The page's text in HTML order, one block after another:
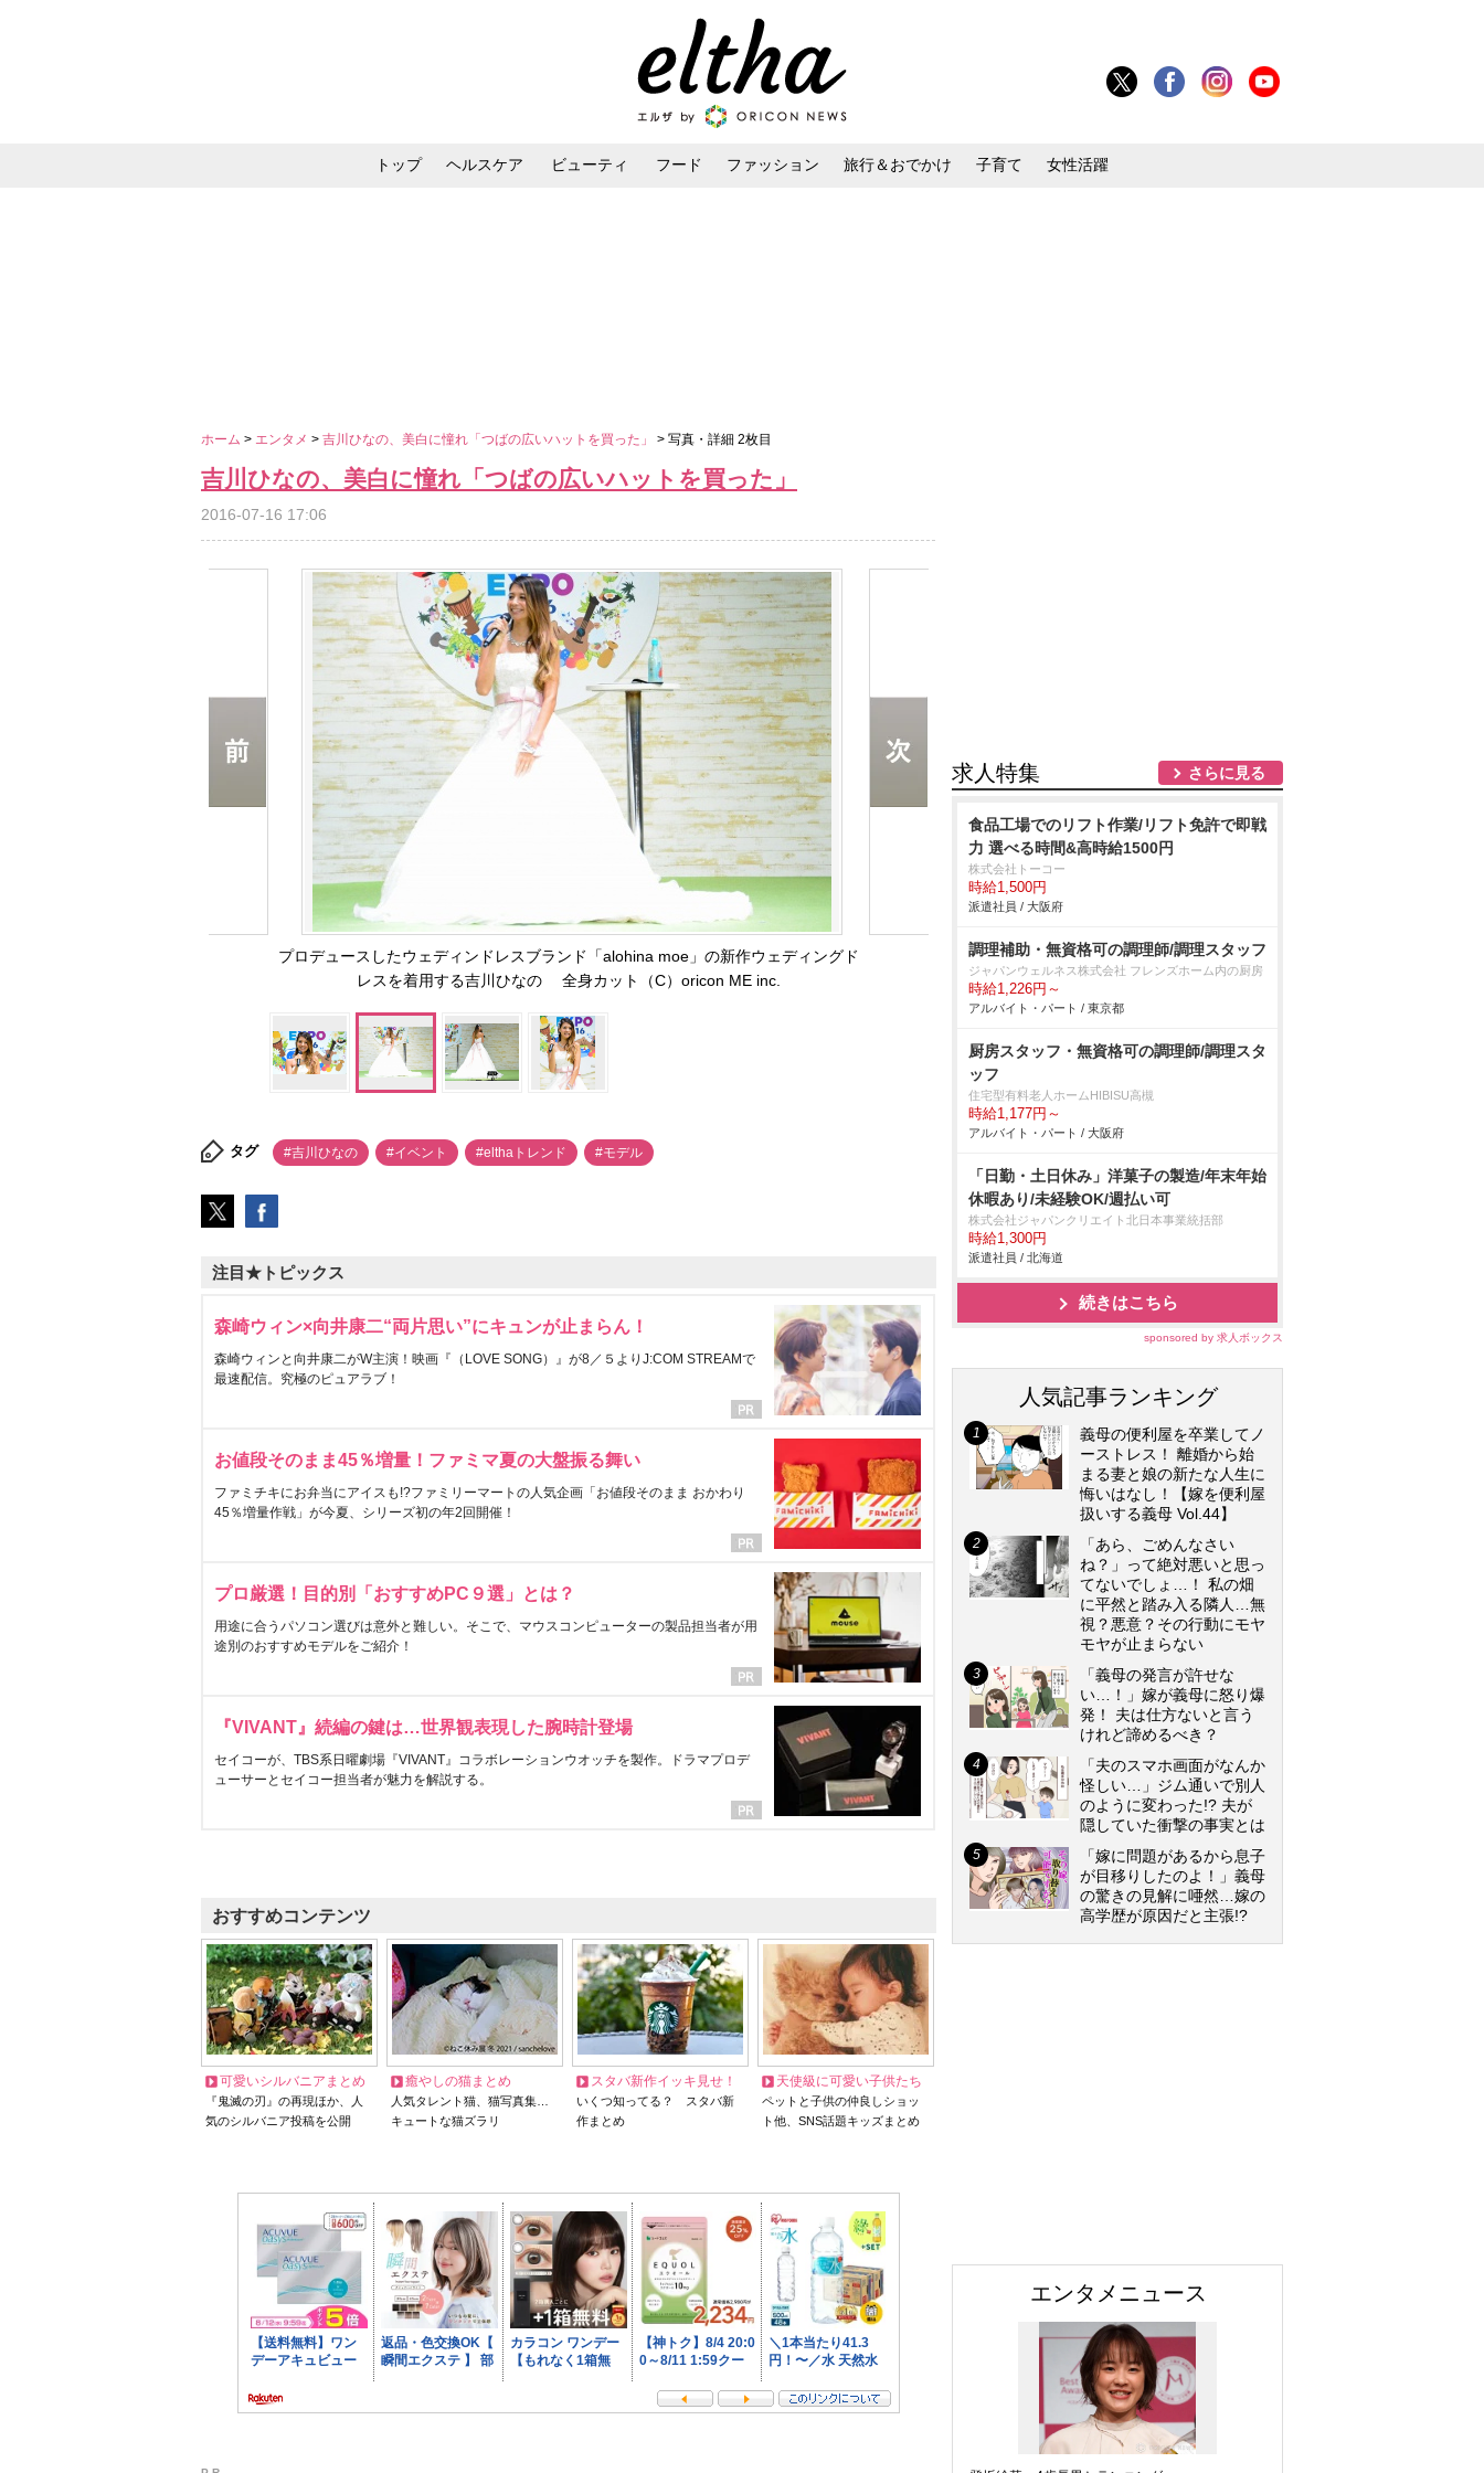
トップ ヘルスケア ビューティ フード ファッション 旅行＆おでかけ 子育て 女性活躍
ホーム > エンタメ > 吉川ひなの、美白に憧れ「つばの広いハットを買った」 > 写真・詳細 2枚目
吉川ひなの、美白に憧れ「つばの広いハットを買った」
2016-07-16 17:06
プロデュースしたウェディンドレスブランド「alohina moe」の新作ウェディングド
レスを着用する吉川ひなの 全身カット（C）oricon ME inc.
タグ #吉川ひなの #イベント #elthaトレンド #モデル
注目★トピックス
森崎ウィン×向井康二“両片思い”にキュンが止まらん！
森崎ウィンと向井康二がW主演！映画『（LOVE SONG）』が8／５よりJ:COM STREAMで
最速配信。究極のピュアラブ！
お値段そのまま45％増量！ファミマ夏の大盤振る舞い
ファミチキにお弁当にアイスも!?ファミリーマートの人気企画「お値段そのまま おかわり
45％増量作戦」が今夏、シリーズ初の年2回開催！
プロ厳選！目的別「おすすめPC９選」とは？
用途に合うパソコン選びは意外と難しい。そこで、マウスコンピューターの製品担当者が用
途別のおすすめモデルをご紹介！
『VIVANT』続編の鍵は…世界観表現した腕時計登場
セイコーが、TBS系日曜劇場『VIVANT』コラボレーションウオッチを製作。ドラマプロデ
ューサーとセイコー担当者が魅力を解説する。
おすすめコンテンツ
可愛いシルバニアまとめ
『鬼滅の刃』の再現ほか、人
気のシルバニア投稿を公開
癒やしの猫まとめ
人気タレント猫、猫写真集…
キュートな猫ズラリ
スタバ新作イッキ見せ！
いくつ知ってる？ スタバ新
作まとめ
天使級に可愛い子供たち
ペットと子供の仲良しショッ
ト他、SNS話題キッズまとめ
求人特集 さらに見る
食品工場でのリフト作業/リフト免許で即戦
力 選べる時間&高時給1500円
株式会社トーコー
時給1,500円
派遣社員 / 大阪府
調理補助・無資格可の調理師/調理スタッフ
ジャパンウェルネス株式会社 フレンズホーム内の厨房
時給1,226円～
アルバイト・パート / 東京都
厨房スタッフ・無資格可の調理師/調理スタ
ッフ
住宅型有料老人ホームHIBISU高槻
時給1,177円～
アルバイト・パート / 大阪府
「日勤・土日休み」洋菓子の製造/年末年始
休暇あり/未経験OK/週払い可
株式会社ジャパンクリエイト北日本事業統括部
時給1,300円
派遣社員 / 北海道
続きはこちら
sponsored by 求人ボックス
人気記事ランキング
義母の便利屋を卒業してノ
ーストレス！ 離婚から始
まる妻と娘の新たな人生に
悔いはなし！【嫁を便利屋
扱いする義母 Vol.44】
「あら、ごめんなさい
ね？」って絶対悪いと思っ
てないでしょ…！ 私の畑
に平然と踏み入る隣人…無
視？悪意？その行動にモヤ
モヤが止まらない
「義母の発言が許せな
い…！」嫁が義母に怒り爆
発！ 夫は仕方ないと言う
けれど諦めるべき？
「夫のスマホ画面がなんか
怪しい…」ジム通いで別人
のように変わった!? 夫が
隠していた衝撃の事実とは
「嫁に問題があるから息子
が目移りしたのよ！」義母
の驚きの見解に唖然…嫁の
高学歴が原因だと主張!?
エンタメニュース